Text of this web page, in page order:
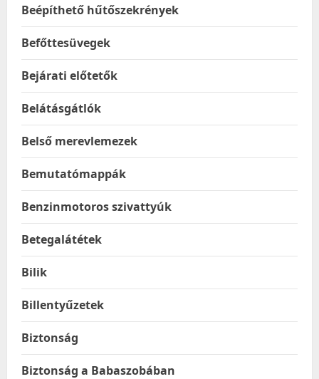
Beépíthető hűtőszekrények
Befőttesüvegek
Bejárati előtetők
Belátásgátlók
Belső merevlemezek
Bemutatómappák
Benzinmotoros szivattyúk
Betegalátétek
Bilik
Billentyűzetek
Biztonság
Biztonság a Babaszobában